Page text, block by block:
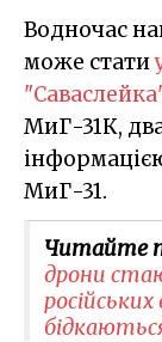
Водночас
може стати
МиГ-31К,
МиГ-31.
Читайте
дрони